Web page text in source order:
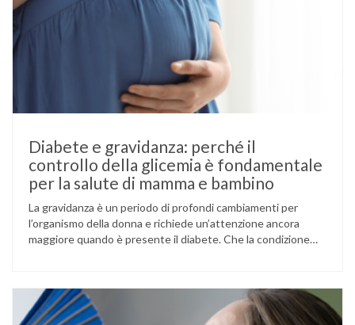
Diabete e gravidanza: perché il
controllo della glicemia è fondamentale
per la salute di mamma e bambino
La gravidanza è un periodo di profondi cambiamenti per
l’organismo della donna e richiede un’attenzione ancora
maggiore quando è presente il diabete. Che la condizione
volta durante la gestazione (diabete gestazionale),
mantenere …